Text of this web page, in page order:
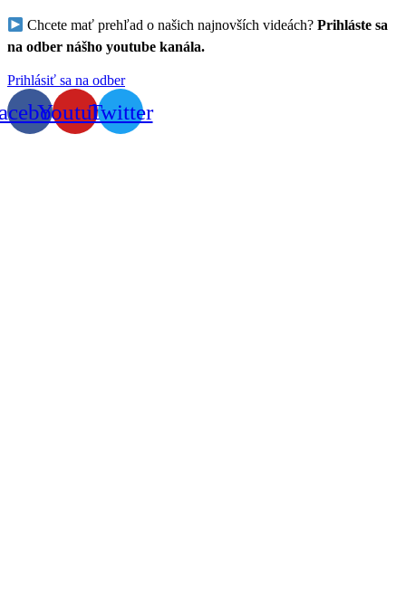
Chcete mať prehľad o našich najnovších videách? Prihláste sa
na odber nášho youtube kanála.
Prihlásiť sa na odber
YoutubeTwitter